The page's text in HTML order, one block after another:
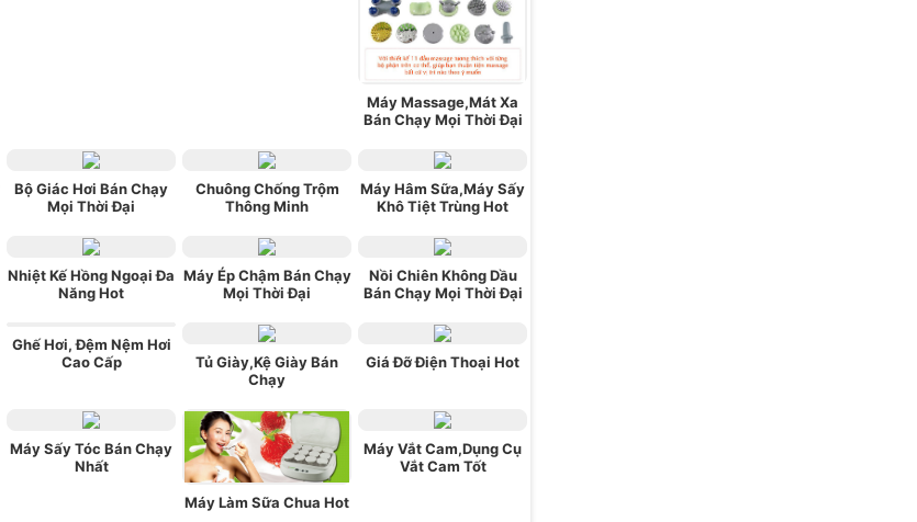
Máy Massage,Mát Xa
Bán Chạy Mọi Thời Đại
Bộ Giác Hơi Bán Chạy
Mọi Thời Đại
Chuông Chống Trộm
Thông Minh
Máy Hâm Sữa,Máy Sấy
Khô Tiệt Trùng Hot
Nhiệt Kế Hồng Ngoại Đa
Năng Hot
Máy Ép Chậm Bán Chạy
Mọi Thời Đại
Nồi Chiên Không Dầu
Bán Chạy Mọi Thời Đại
Ghế Hơi, Đệm Nệm Hơi
Cao Cấp
Tủ Giày,Kệ Giày Bán
Chạy
Giá Đỡ Điện Thoại Hot
Máy Sấy Tóc Bán Chạy
Nhất
Máy Làm Sữa Chua Hot
Máy Vắt Cam,Dụng Cụ
Vắt Cam Tốt